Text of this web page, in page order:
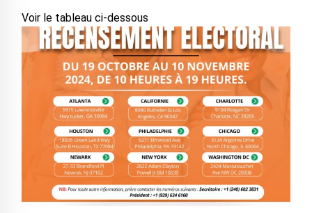
Voir le tableau ci-dessous